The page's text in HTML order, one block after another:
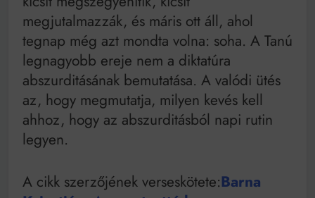
megjutalmazzák, és máris ott áll, ahol
tegnap még azt mondta volna: soha. A Tanú
legnagyobb ereje nem a diktatúra
abszurditásának bemutatása. A valódi ütés
az, hogy megmutatja, milyen kevés kell
ahhoz, hogy az abszurditásból napi rutin
legyen.
A cikk szerzőjének verseskötete:Barna